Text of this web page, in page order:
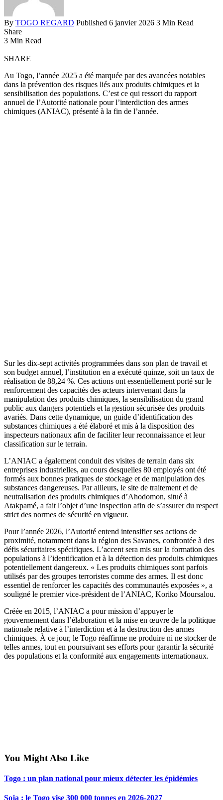
By TOGO REGARD Published 6 janvier 2026 3 Min Read
Share
3 Min Read
SHARE
Au Togo, l’année 2025 a été marquée par des avancées notables
dans la prévention des risques liés aux produits chimiques et la
sensibilisation des populations. C’est ce qui ressort du rapport
annuel de l’Autorité nationale pour l’interdiction des armes
chimiques (ANIAC), présenté à la fin de l’année.
Sur les dix-sept activités programmées dans son plan de travail et
son budget annuel, l’institution en a exécuté quinze, soit un taux de
réalisation de 88,24 %. Ces actions ont essentiellement porté sur le
renforcement des capacités des acteurs intervenant dans la
manipulation des produits chimiques, la sensibilisation du grand
public aux dangers potentiels et la gestion sécurisée des produits
avariés. Dans cette dynamique, un guide d’identification des
substances chimiques a été élaboré et mis à la disposition des
inspecteurs nationaux afin de faciliter leur reconnaissance et leur
classification sur le terrain.
L’ANIAC a également conduit des visites de terrain dans six
entreprises industrielles, au cours desquelles 80 employés ont été
formés aux bonnes pratiques de stockage et de manipulation des
substances dangereuses. Par ailleurs, le site de traitement et de
neutralisation des produits chimiques d’Ahodomon, situé à
Atakpamé, a fait l’objet d’une inspection afin de s’assurer du respect
strict des normes de sécurité en vigueur.
Pour l’année 2026, l’Autorité entend intensifier ses actions de
proximité, notamment dans la région des Savanes, confrontée à des
défis sécuritaires spécifiques. L’accent sera mis sur la formation des
populations à l’identification et à la détection des produits chimiques
potentiellement dangereux. « Les produits chimiques sont parfois
utilisés par des groupes terroristes comme des armes. Il est donc
essentiel de renforcer les capacités des communautés exposées », a
souligné le premier vice-président de l’ANIAC, Koriko Moursalou.
Créée en 2015, l’ANIAC a pour mission d’appuyer le
gouvernement dans l’élaboration et la mise en œuvre de la politique
nationale relative à l’interdiction et à la destruction des armes
chimiques. À ce jour, le Togo réaffirme ne produire ni ne stocker de
telles armes, tout en poursuivant ses efforts pour garantir la sécurité
des populations et la conformité aux engagements internationaux.
You Might Also Like
Togo : un plan national pour mieux détecter les épidémies
Soja : le Togo vise 300 000 tonnes en 2026-2027